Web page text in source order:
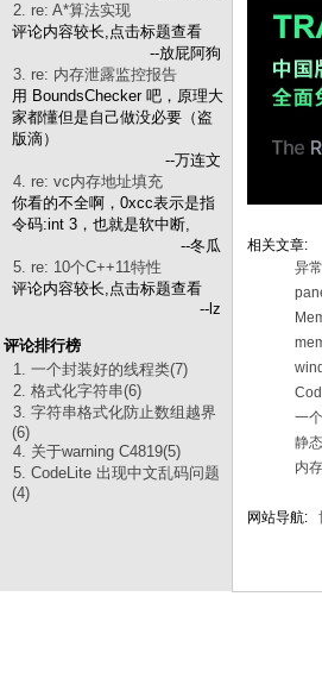
2. re: A*算法实现
评论内容较长,点击标题查看
--放屁阿狗
3. re: 内存泄露监控报告
用 BoundsChecker 吧，原理大
家都懂但是自己做没必要（盗
版滴）
--万连文
4. re: vc内存地址填充
你看的不全啊，0xcc表示是指
令码:int 3，也就是软中断,
--冬瓜
5. re: 10个C++11特性
评论内容较长,点击标题查看
--lz
评论排行榜
1. 一个封装好的线程类(7)
2. 格式化字符串(6)
3. 字符串格式化防止数组越界
(6)
4. 关于warning C4819(5)
5. CodeLite 出现中文乱码问题
(4)
相关文章:
异
一
静
内
网站导航: